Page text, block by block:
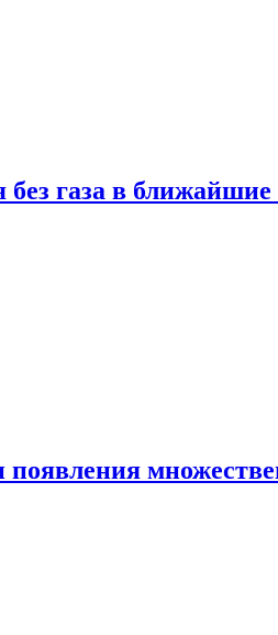
без газа в ближайшие